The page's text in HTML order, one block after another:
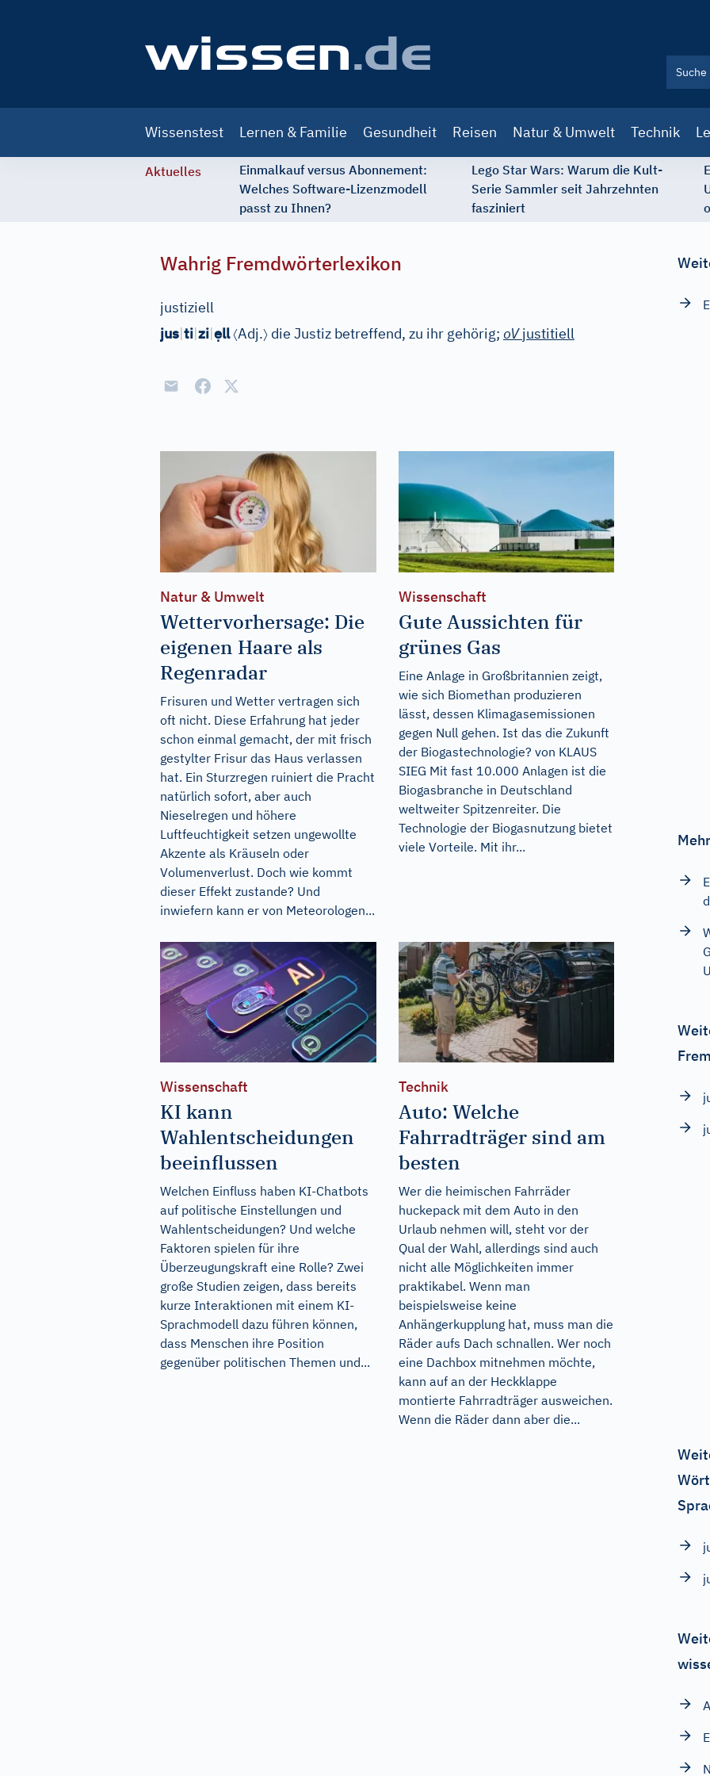
navigation
Wissenstest Lernen & Familie Gesundheit Reisen Natur & Umwelt Technik
Aktuelles
Einmalkauf versus Abonnement:
Welches Software-Lizenzmodell
passt zu Ihnen?
Lego Star Wars: Warum die Kult-
Serie Sammler seit Jahrzehnten
fasziniert
Wahrig Fremdwörterlexikon
justiziell
jus|ti|zi|ẹll〈Adj.〉 die Justiz betreffend, zu ihr gehörig; oVjustitiell
Natur & Umwelt
Wettervorhersage: Die
eigenen Haare als
Regenradar
Frisuren und Wetter vertragen sich
oft nicht. Diese Erfahrung hat jeder
schon einmal gemacht, der mit frisch
gestylter Frisur das Haus verlassen
hat. Ein Sturzregen ruiniert die Pracht
natürlich sofort, aber auch
Nieselregen und höhere
Luftfeuchtigkeit setzen ungewollte
Akzente als Kräuseln oder
Volumenverlust. Doch wie kommt
dieser Effekt zustande? Und
inwiefern kann er von Meteorologen...
Wissenschaft
Gute Aussichten für
grünes Gas
Eine Anlage in Großbritannien zeigt,
wie sich Biomethan produzieren
lässt, dessen Klimagasemissionen
gegen Null gehen. Ist das die Zukunft
der Biogastechnologie? von KLAUS
SIEG Mit fast 10.000 Anlagen ist die
Biogasbranche in Deutschland
weltweiter Spitzenreiter. Die
Technologie der Biogasnutzung bietet
viele Vorteile. Mit ihr...
Wissenschaft
KI kann
Wahlentscheidungen
beeinflussen
Welchen Einfluss haben KI-Chatbots
auf politische Einstellungen und
Wahlentscheidungen? Und welche
Faktoren spielen für ihre
Überzeugungskraft eine Rolle? Zwei
große Studien zeigen, dass bereits
kurze Interaktionen mit einem KI-
Sprachmodell dazu führen können,
dass Menschen ihre Position
gegenüber politischen Themen und...
Technik
Auto: Welche
Fahrradträger sind am
besten
Wer die heimischen Fahrräder
huckepack mit dem Auto in den
Urlaub nehmen will, steht vor der
Qual der Wahl, allerdings sind auch
nicht alle Möglichkeiten immer
praktikabel. Wenn man
beispielsweise keine
Anhängerkupplung hat, muss man die
Räder aufs Dach schnallen. Wer noch
eine Dachbox mitnehmen möchte,
kann auf an der Heckklappe
montierte Fahrradträger ausweichen.
Wenn die Räder dann aber die...